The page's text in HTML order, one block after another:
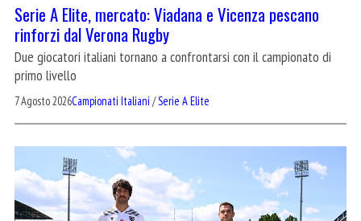
Serie A Elite, mercato: Viadana e Vicenza pescano
rinforzi dal Verona Rugby
Due giocatori italiani tornano a confrontarsi con il campionato di
primo livello
7 Agosto 2026Campionati Italiani /Serie A Elite